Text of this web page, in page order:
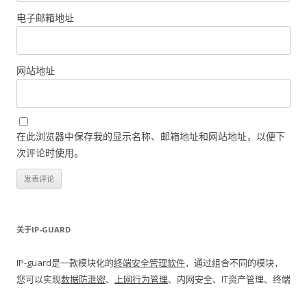
电子邮箱地址
网站地址
在此浏览器中保存我的显示名称、邮箱地址和网站地址，以便下
次评论时使用。
关于IP-GUARD
IP-guard是一款模块化的终端安全管理软件，通过组合不同的模块，
您可以实现数据防泄密、 上网行为管理、内网安全、IT资产管理、终端